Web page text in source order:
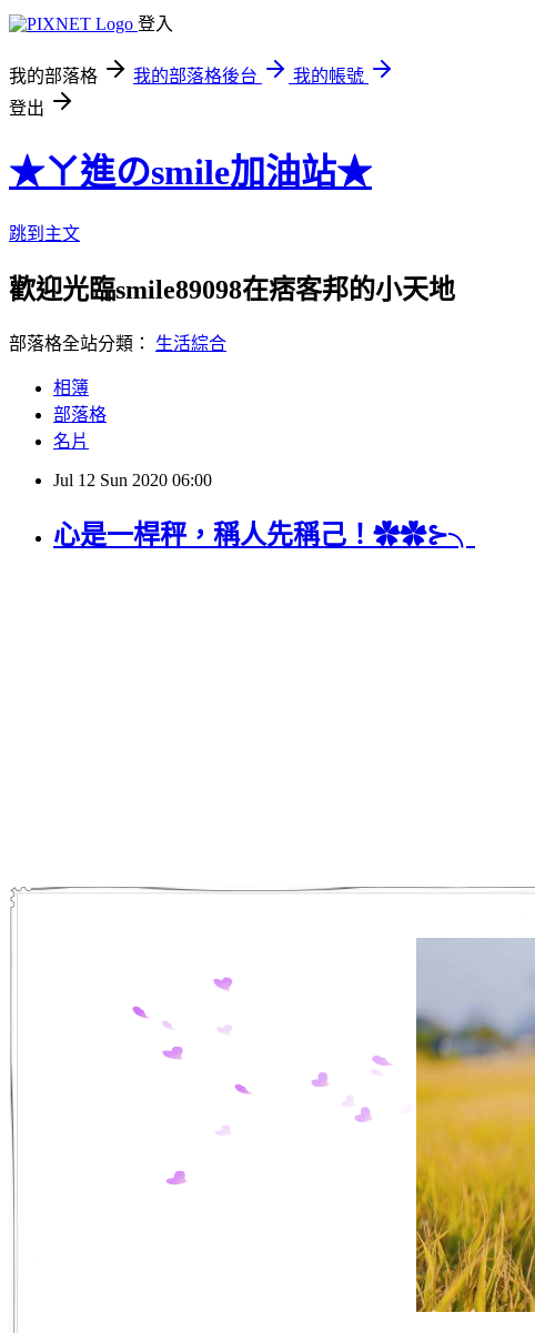
登入
我的部落格 我的部落格後台
我的帳號
登出
★ㄚ進のsmile加油站★
跳到主文
歡迎光臨smile89098在痞客邦的小天地
部落格全站分類： 生活綜合
相簿
部落格
名片
Jul 12 Sun 2020 06:00
心是一桿秤，稱人先稱己！✿✿⊱╮